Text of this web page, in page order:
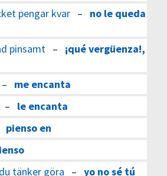
pengar kvar– no le queda
pinsamt – ¡qué vergüenza!,
– me encanta
– le encanta
pienso en
tänker göra – yo no sé tú